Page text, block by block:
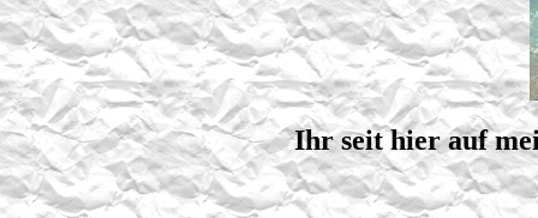
Ihr seit hier auf